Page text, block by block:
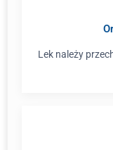
Lek należy